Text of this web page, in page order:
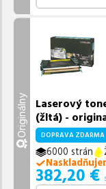
Originálny Laserový
(žltá) -
DOPRAVA ZDARMA
6000 strán
382,20 €